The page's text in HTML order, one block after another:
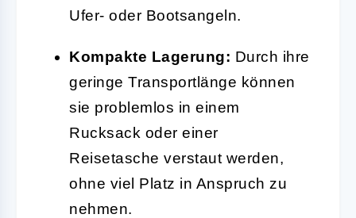
Ufer- oder Bootsangeln.
Kompakte Lagerung: Durch ihre
geringe Transportlänge können
sie problemlos in einem
Rucksack oder einer
Reisetasche verstaut werden,
ohne viel Platz in Anspruch zu
nehmen.